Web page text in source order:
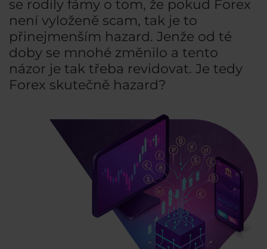
se rodily fámy o tom, že pokud Forex
není vyloženě scam, tak je to
přinejmenším hazard. Jenže od té
doby se mnohé změnilo a tento
názor je tak třeba revidovat. Je tedy
Forex skutečně hazard?